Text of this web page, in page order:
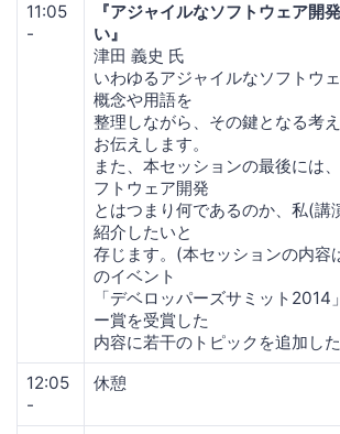
11:05
-
『アジャイルなソフトウェア開
い』
津田 義史 氏
いわゆるアジャイルなソフトウ
概念や用語を
整理しながら、その鍵となる考
お伝えします。
また、本セッションの最後には
フトウェア開発
とはつまり何であるのか、私(講
紹介したいと
存じます。(本セッションの内容
のイベント
「デベロッパーズサミット2014
ー賞を受賞した
内容に若干のトピックを追加し
12:05
-
休憩